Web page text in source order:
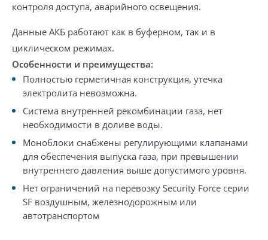
контроля доступа, аварийного освещения.
Данные АКБ работают как в буферном, так и в
циклическом режимах.
Особенности и преимущества:
Полностью герметичная конструкция, утечка
электролита невозможна.
Система внутренней рекомбинации газа, нет
необходимости в доливе воды.
Моноблоки снабжены регулирующими клапанами
для обеспечения выпуска газа, при превышении
внутреннего давления выше допустимого уровня.
Нет ограничений на перевозку Security Force серии
SF воздушным, железнодорожным или
автотранспортом